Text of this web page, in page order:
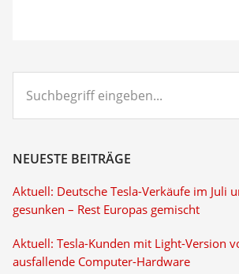
eingeben...
NEUESTE BEITRÄGE
Aktuell: Deutsche Tesla-Verkäufe im Juli
gesunken – Rest Europas gemischt
Aktuell: Tesla-Kunden mit Light-Version
ausfallende Computer-Hardware